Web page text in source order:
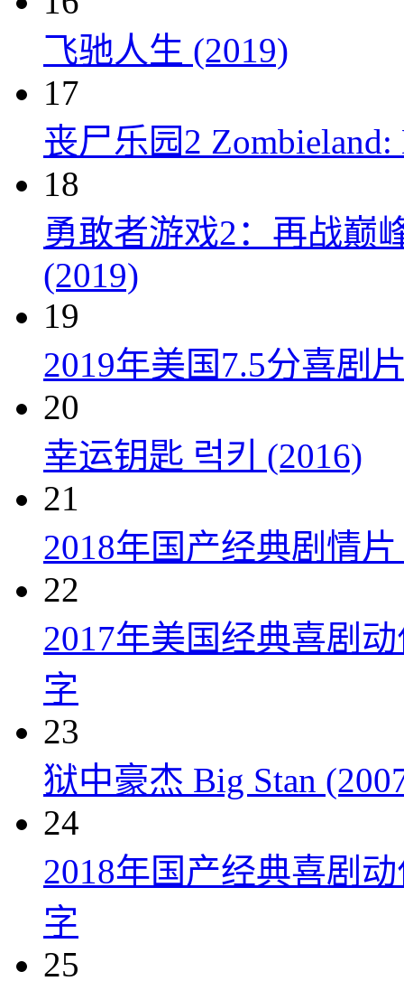
飞驰人生 (2019)
17
丧尸乐园2 Zombieland:
18
勇敢者游戏2：再战巅
(2019)
19
2019年美国7.5分喜剧
20
幸运钥匙 럭키 (2016)
21
2018年国产经典剧情
22
2017年美国经典喜剧
字
23
狱中豪杰 Big Stan
24
2018年国产经典喜剧
字
25